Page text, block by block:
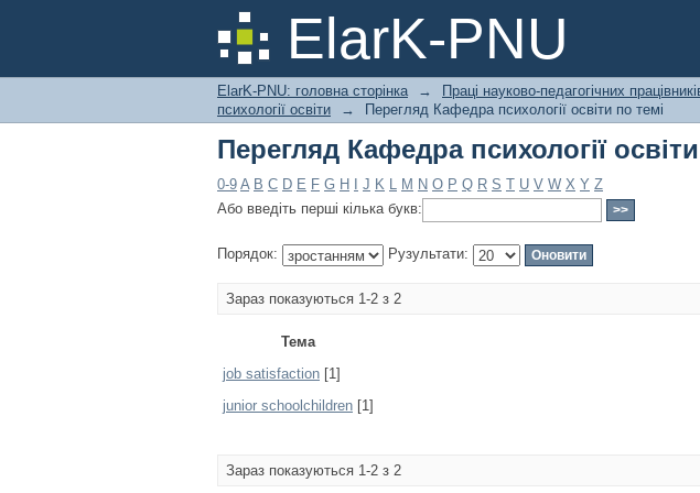
ElarK-PNU
Перегляд Кафедра психології освіти
ElarK-PNU: головна сторінка → Праці науково-педагогічних
психології освіти
→ Перегляд Кафедра психології освіти по темі
Перегляд Кафедра психології
0-9 A B C D E F G H J K L M N O P Q R S T U V W X Y Z
Або введіть перші кілька букв:
Порядок: Рузультати:
Зараз показуються 1-2 з 2
Тема
job satisfaction [1]
junior schoolchildren [1]
Зараз показуються 1-2 з 2